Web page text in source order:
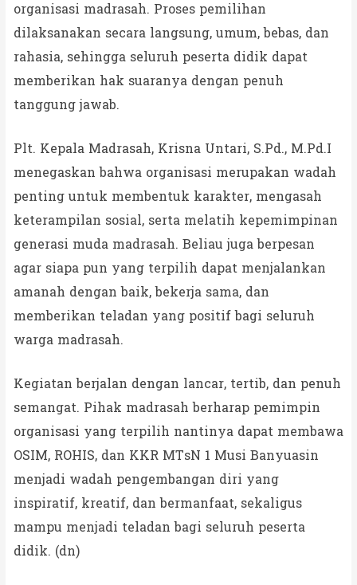
organisasi madrasah. Proses pemilihan
dilaksanakan secara langsung, umum, bebas, dan
rahasia, sehingga seluruh peserta didik dapat
memberikan hak suaranya dengan penuh
tanggung jawab.
Plt. Kepala Madrasah, Krisna Untari, S.Pd., M.Pd.I
menegaskan bahwa organisasi merupakan wadah
penting untuk membentuk karakter, mengasah
keterampilan sosial, serta melatih kepemimpinan
generasi muda madrasah. Beliau juga berpesan
agar siapa pun yang terpilih dapat menjalankan
amanah dengan baik, bekerja sama, dan
memberikan teladan yang positif bagi seluruh
warga madrasah.
Kegiatan berjalan dengan lancar, tertib, dan penuh
semangat. Pihak madrasah berharap pemimpin
organisasi yang terpilih nantinya dapat membawa
OSIM, ROHIS, dan KKR MTsN 1 Musi Banyuasin
menjadi wadah pengembangan diri yang
inspiratif, kreatif, dan bermanfaat, sekaligus
mampu menjadi teladan bagi seluruh peserta
didik. (dn)